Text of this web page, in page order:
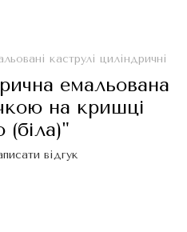
каструлі циліндричні
емальована
на кришці
відгук